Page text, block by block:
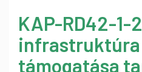
KAP-RD42-1-
támogatása